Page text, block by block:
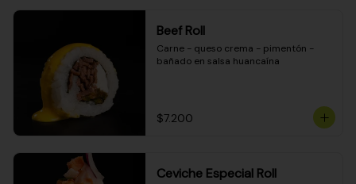
Beef Roll
Carne - queso crema - pimentón -
bañado en salsa huancaína
$7.200
Ceviche Especial Roll